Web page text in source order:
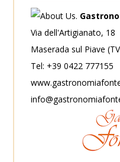
Via dell'Artigianato, 18
Maserada sul Piave
Tel: +39 0422 777155